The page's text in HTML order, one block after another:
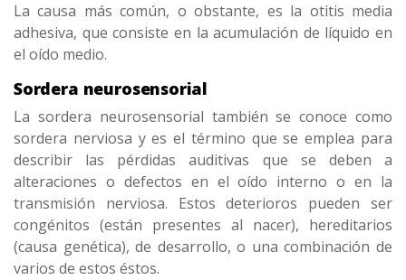
La causa más común, o obstante, es la otitis media
adhesiva, que consiste en la acumulación de líquido en
el oído medio.
Sordera neurosensorial
La sordera neurosensorial también se conoce como
sordera nerviosa y es el término que se emplea para
describir las pérdidas auditivas que se deben a
alteraciones o defectos en el oído interno o en la
transmisión nerviosa. Estos deterioros pueden ser
congénitos (están presentes al nacer), hereditarios
(causa genética), de desarrollo, o una combinación de
varios de estos éstos.